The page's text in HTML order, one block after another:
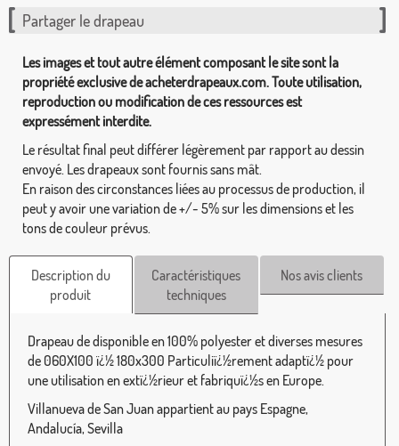
Partager le drapeau
Les images et tout autre élément composant le site sont la
propriété exclusive de acheterdrapeaux.com. Toute utilisation,
reproduction ou modification de ces ressources est
expressément interdite.
Le résultat final peut différer légèrement par rapport au dessin
envoyé. Les drapeaux sont fournis sans mât.
En raison des circonstances liées au processus de production, il
peut y avoir une variation de +/- 5% sur les dimensions et les
tons de couleur prévus.
Description du
produit
Caractéristiques
techniques
Nos avis clients
Drapeau de disponible en 100% polyester et diverses mesures
de 060X100 ï¿½ 180x300 Particuliï¿½rement adaptï¿½ pour
une utilisation en extï¿½rieur et fabriquï¿½s en Europe.
Villanueva de San Juan appartient au pays Espagne,
Andalucía, Sevilla